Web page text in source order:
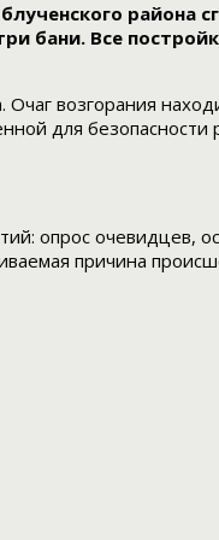
района
бани. Все
возгорания
для
опрос очевидцев,
причина